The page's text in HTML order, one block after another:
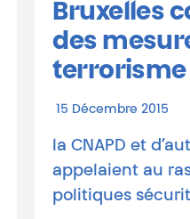
Bruxelles
des
terrorisme
15 Décembre 2015
la CNAPD et
appelaient au
politiques